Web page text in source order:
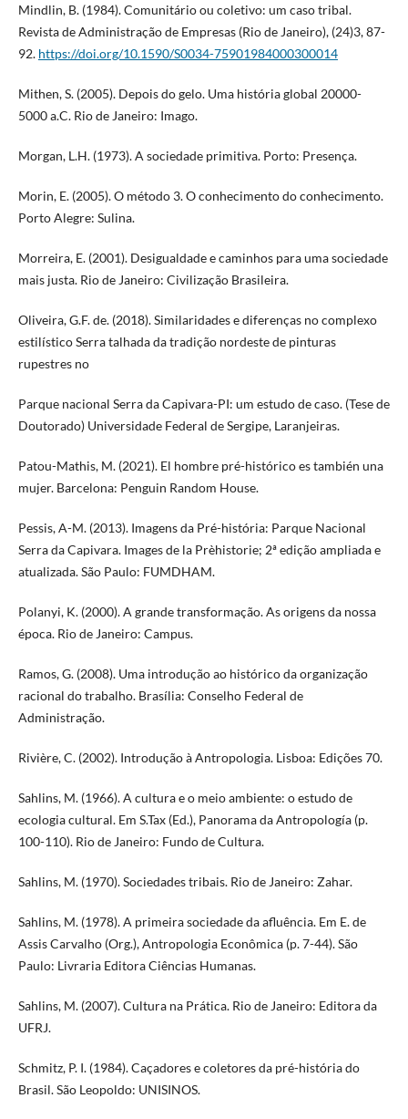
Mindlin, B. (1984). Comunitário ou coletivo: um caso tribal.
Revista de Administração de Empresas (Rio de Janeiro), (24)3, 87-
92. https://doi.org/10.1590/S0034-75901984000300014
Mithen, S. (2005). Depois do gelo. Uma história global 20000-
5000 a.C. Rio de Janeiro: Imago.
Morgan, L.H. (1973). A sociedade primitiva. Porto: Presença.
Morin, E. (2005). O método 3. O conhecimento do conhecimento.
Porto Alegre: Sulina.
Morreira, E. (2001). Desigualdade e caminhos para uma sociedade
mais justa. Rio de Janeiro: Civilização Brasileira.
Oliveira, G.F. de. (2018). Similaridades e diferenças no complexo
estilístico Serra talhada da tradição nordeste de pinturas
rupestres no
Parque nacional Serra da Capivara-PI: um estudo de caso. (Tese de
Doutorado) Universidade Federal de Sergipe, Laranjeiras.
Patou-Mathis, M. (2021). El hombre pré-histórico es también una
mujer. Barcelona: Penguin Random House.
Pessis, A-M. (2013). Imagens da Pré-história: Parque Nacional
Serra da Capivara. Images de la Prèhistorie; 2ª edição ampliada e
atualizada. São Paulo: FUMDHAM.
Polanyi, K. (2000). A grande transformação. As origens da nossa
época. Rio de Janeiro: Campus.
Ramos, G. (2008). Uma introdução ao histórico da organização
racional do trabalho. Brasília: Conselho Federal de
Administração.
Rivière, C. (2002). Introdução à Antropologia. Lisboa: Edições 70.
Sahlins, M. (1966). A cultura e o meio ambiente: o estudo de
ecologia cultural. Em S.Tax (Ed.), Panorama da Antropología (p.
100-110). Rio de Janeiro: Fundo de Cultura.
Sahlins, M. (1970). Sociedades tribais. Rio de Janeiro: Zahar.
Sahlins, M. (1978). A primeira sociedade da afluência. Em E. de
Assis Carvalho (Org.), Antropologia Econômica (p. 7-44). São
Paulo: Livraria Editora Ciências Humanas.
Sahlins, M. (2007). Cultura na Prática. Rio de Janeiro: Editora da
UFRJ.
Schmitz, P. I. (1984). Caçadores e coletores da pré-história do
Brasil. São Leopoldo: UNISINOS.